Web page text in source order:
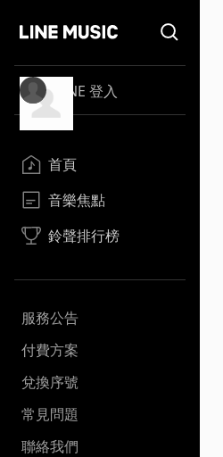
LINE 登入
首頁
音樂焦點
鈴聲排行榜
服務公告
付費方案
兌換序號
常見問題
聯絡我們